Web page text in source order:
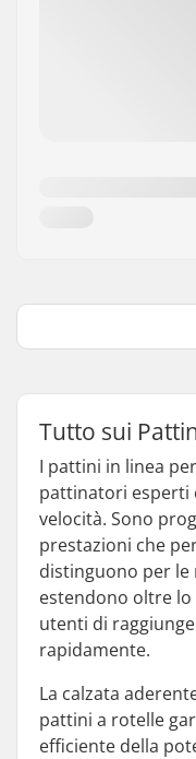
Tutto sui
I pattini in linea
pattinatori esperti
velocità. Sono
prestazioni che
distinguono per le
estendono oltre lo
utenti di
rapidamente.
La calzata
pattini a rotelle
efficiente della